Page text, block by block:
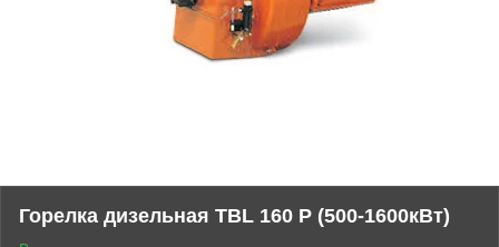
Горелка дизельная TBL 160 P (500-1600кВт)